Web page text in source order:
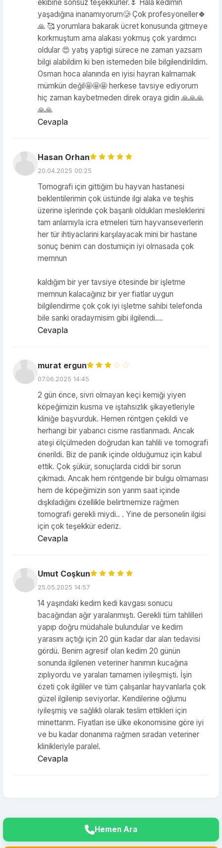
ekibine sonsuz teşekkürler.🌷 Hala kedimin
yaşadığına inanamıyorum🥲 Çok profesyoneller🍀
🙏 🥰 yorumlara bakarak ücret konusunda gitmeye
korkmuştum ama alakası yokmuş çok yardımcı
oldular 😍 yatış yaptigi sürece ne zaman yazsam
bilgi alabildim ki ben istemeden bile bilgilendirildim.
Osman hoca alanında en iyisi hayran kalmamak
mümkün değil🤩🤩🤩 herkese tavsiye ediyorum
hiç zaman kaybetmeden direk oraya gidin 🙏🙏🙏
🙏🙏
Cevapla
Hasan Orhan
20.04.2025 00:25
Tomografi için gittiğim bu hayvan hastanesi
beklentilerimin çok üstünde ilgi alaka ve teşhis
üzerine işlerinde çok başarılı oldukları mesleklerini
tam anlamıyla icra etmeleri tüm hayvanseverlerin
her tür ihtiyaclarini karşılayacak mini bir hastane
sonuç benim can dostumiçin iyi olmasada çok
memnun
kaldığım bir yer tavsiye ötesinde bir işletme
memnun kalacağınız bir yer fiatlar uygun
bilgilendirme çok çok iyi işletme sahibi telefonda
bile sanki oradaymisim gibi ilgilendi....
Cevapla
murat ergun
07.06.2025 14:45
2 gün önce, sivri olmayan keçi kemiği yiyen
köpeğimizin kusma ve iştahsızlık şikayetleriyle
kliniğe başvurduk. Hemen röntgen çekildi ve
herhangi bir yabancı cisme rastlanmadı. Ancak
ateşi ölçülmeden doğrudan kan tahlili ve tomografi
önerildi. Biz de panik içinde olduğumuz için kabul
ettik. Çok şükür, sonuçlarda ciddi bir sorun
çıkmadı. Ancak hem röntgende bir bulgu olmaması
hem de köpeğimizin son yarım saat içinde
dışkıladığını özellikle belirtmemize rağmen
tomografi gerekli miydi.. . Yine de personelin ilgisi
için çok teşekkür ederiz.
Cevapla
Umut Coşkun
25.05.2025 14:57
14 yaşındaki kedim kedi kavgası sonucu
bacağından ağır yaralanmıştı. Gerekli tüm tahlilleri
yapıp doğru müdahale bulundular ve kedim
yarasını açtığı için 20 gün kadar dar alan tedavisi
gördü. Benim agresif olan kedim 20 günün
sonunda ilgilenen veteriner hanımın kucağına
zıplıyordu ve yaraları tamamen iyileşmişti. İşin
özeti çok ilgililer ve tüm çalışanlar hayvanlarla çok
güzel ilgilenip seviyorlar. Kendilerine oğlumu
iyileşmiş ve sağlıklı olarak teslim ettikleri için
minettarım. Fiyatları ise ülke ekonomisine göre iyi
ve bu kadar donanıma rağmen sıradan veteriner
klinikleriyle paralel.
Cevapla
Hemen Ara